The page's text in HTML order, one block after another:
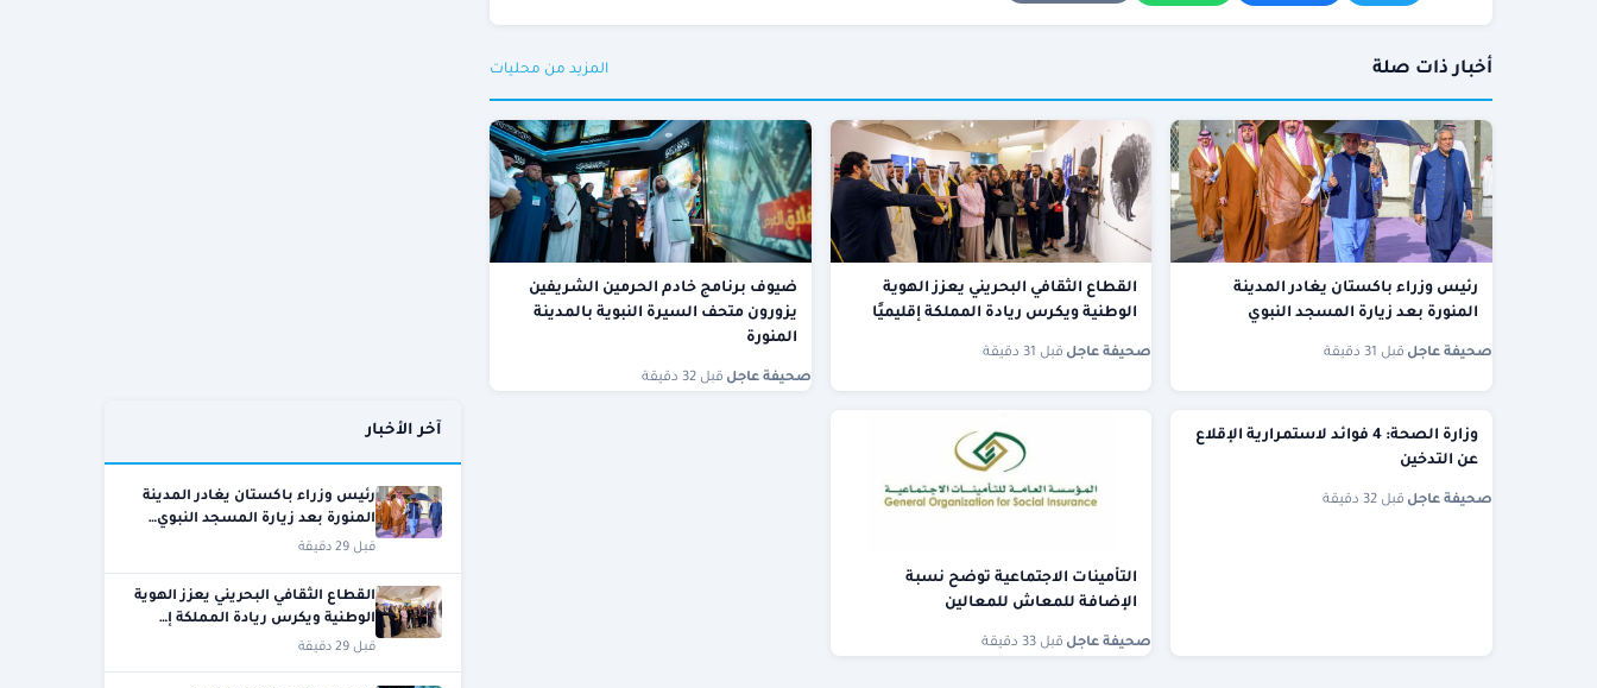
أخبار ذات صلة المزيد من محليات
رئيس وزراء باكستان يغادر المدينة
المنورة بعد زيارة المسجد النبوي
صحيفة عاجل قبل 31 دقيقة
القطاع الثقافي البحريني يعزز الهوية
الوطنية ويكرس ريادة المملكة إقليميًا
صحيفة عاجل قبل 31 دقيقة
ضيوف برنامج خادم الحرمين الشريفين
يزورون متحف السيرة النبوية بالمدينة
المنورة
صحيفة عاجل قبل 32 دقيقة
وزارة الصحة: 4 فوائد لاستمرارية الإقلاع
عن التدخين
صحيفة عاجل قبل 32 دقيقة
التأمينات الاجتماعية توضح نسبة
الإضافة للمعاش للمعالين
صحيفة عاجل قبل 33 دقيقة
آخر الأخبار
رئيس وزراء باكستان يغادر المدينة
المنورة بعد زيارة المسجد النبوي…
قبل 29 دقيقة
القطاع الثقافي البحريني يعزز الهوية
الوطنية ويكرس ريادة المملكة إ…
قبل 29 دقيقة